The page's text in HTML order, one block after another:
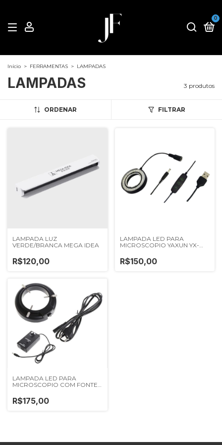
0
Início > FERRAMENTAS > LAMPADAS
LAMPADAS 3 produtos
ORDENAR FILTRAR
LAMPADA LUZ
VERDE/BRANCA MEGA IDEA
R$120,00
LAMPADA LED PARA
MICROSCOPIO YAXUN YX-
R$150,00
LAMPADA LED PARA
MICROSCOPIO COM FONTE
R$175,00